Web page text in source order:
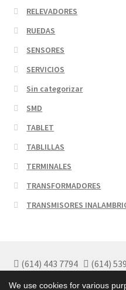
RELEVADORES
RUEDAS
SENSORES
SERVICIOS
Sin categorizar
SMD
TABLET
TABLILLAS
TERMINALES
TRANSFORMADORES
TRANSMISORES
(614) 443 7794
(614)
We use cookies for various